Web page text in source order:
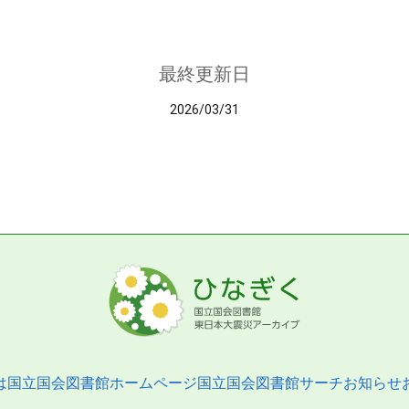
最終更新日
2026/03/31
国立国会図書館ホームページ国立国会図書館サーチお知らせ